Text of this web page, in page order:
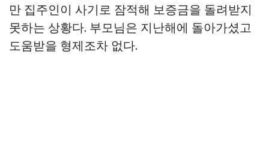
만 집주인이 사기로 잠적해 보증금을 돌려받지
못하는 상황다. 부모님은 지난해에 돌아가셨고
도움받을 형제조차 없다.